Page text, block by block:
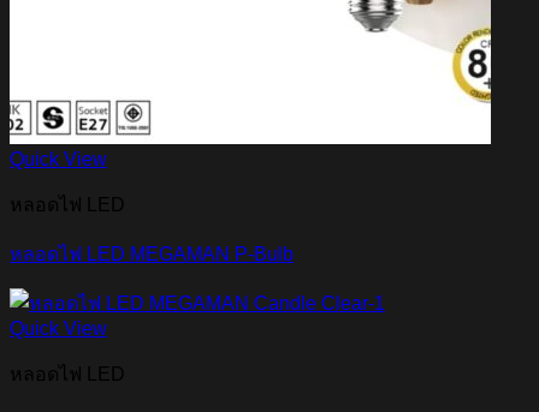
Quick View
หลอดไฟ LED
หลอดไฟ LED MEGAMAN P-Bulb
Quick View
หลอดไฟ LED